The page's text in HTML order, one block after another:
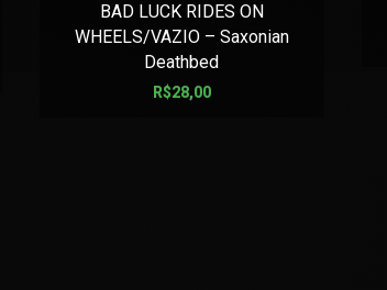
BAD LUCK RIDES ON
WHEELS/VAZIO – Saxonian
Deathbed
R$28,00